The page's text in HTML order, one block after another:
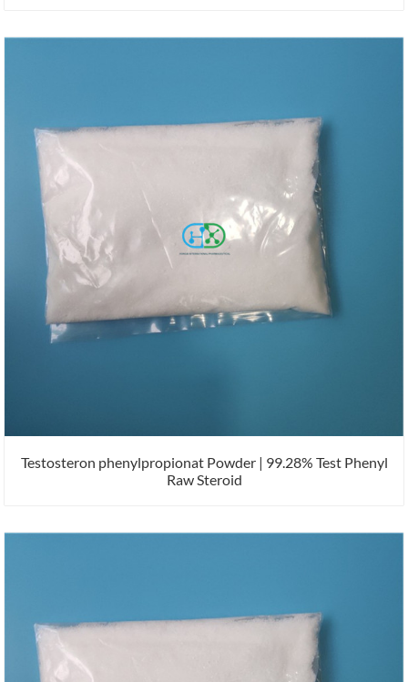
Testosteron phenylpropionat Powder | 99.28% Test Phenyl
Raw Steroid